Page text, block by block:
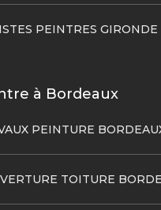
PEINTRES GIRONDE
à Bordeaux
PEINTURE
TOITURE